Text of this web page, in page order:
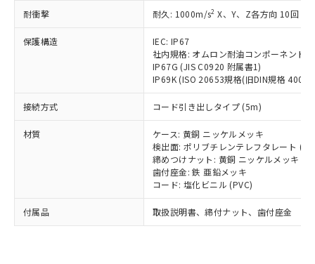
耐衝撃 耐久: 1000m/s2 X、Y、Z各方向 10回
保護構造
IEC: IP67
社内規格: オムロン耐油コンポーネント
IP67G (JIS C0920 附属書1)
IP69K (ISO 20653規格(旧DIN規格
接続方式 コード引き出しタイプ (5m)
材質
ケース: 黄銅 ニッケルメッキ
検出面: ポリブチレンテレフタレート
締めつけナット: 黄銅 ニッケルメッキ
歯付座金: 鉄 亜鉛メッキ
コード: 塩化ビニル (PVC)
付属品 取扱説明書、締付ナット、歯付座金
覧された時点での実際の在庫および標
準価格とは異なる場合があることをご
了承ください。
正式な納期状況および標準価格はお客
様のお取引先、またはお客様担当のオ
ムロン制御機器販売店・当社販売員に
ご相談ください。
オムロン制御機器販売店や当社販売拠
販売ネットワーク
」をご確認
在庫状況および標準価格結果を当社の
事前の承諾なく第三者に漏洩または開
示しないようお願いします。
マイパーツ機能（部品リスト作成サー
ビス）をご利用いただくには、I-Web
鉛(Pb) 1000ppm以下、 水銀(Hg) 1000ppm以下、 カド
ミウム(Cd) 100ppm以下、
六価クロム(Cr(Ⅵ)) 1000ppm以下、ポリ臭化ビフェニル
類(PBB) 1000ppm以下、ポリ臭化ジフェニルエーテル類
(PBDE) 1000ppm以下、フタル酸ビス(2-エチルヘキシ
ル) (DEHP)(別名：DOP) 1000ppm以下、フタル酸ブチ
ルベンジル（BBP） 1000ppm以下、フタル酸ジブチル
（DBP） 1000ppm以下、フタル酸ジイソブチル
適用除外項目は除く。
フタル酸エステル類の４物質については閾値を超える意
図的な使用がないことを確認しています。
部品在庫の切り替え状況などにより、予定
月が前後することがあります。
*中国RoHS10物質の基準値 (GB/T26572)：
Pb(鉛) :1000ppm、 Hg(水銀) : 1000ppm、 Cd(カドミウ
Cr(Ⅵ)(六価クロム) : 1000ppm、 PBBs(ポリ臭化ビフェ
ニル類) : 1000ppm、 PBDEs(ポリ臭化ジフェニルエーテ
DBP(フタル酸ジブチル) : 1000ppm、 DIBP(フタル酸ジ
イソブチル) : 1000ppm、 BBP(フタル酸ブチルベンジ
DEHP(フタル酸ビス(2-エチルヘキシル)) : 1000ppm
※2 環境保護使用期限
「ｅ」：有害物質（10物質）のすべてが基
準値以下であることを示します。
「10」：通常の使用状況下において有害物
質が外部に漏えいし、環境に深刻な影響を
及ぼさない年数を意味します。
国政府の輸出許可(または役務取引許
可)を取得するなどの必要な手続きを
当社は規制貨物を破棄する場合は、完
全に破砕するなど、違法に輸出されな
いよう必要な手段を講じます。
当社は貴社製品を、核兵器、ミサイ
ル、化学兵器、生物兵器またはその他
武器並びにこれらの製造装置等に一切
使用いたしません。
当社は、貴社製品を第三者に販売する
場合は、上記1、2および3の内容を当
該第三者に通知します。また当社は、
販売先および販売に係わる関係者が違
法に輸出するおそれがある場合は、取
一定数以上の在庫あり
一定数には満たないが在庫あり
在庫なし(最新の在庫状況につ
いては、お客様のお取引先、ま
たはお客様担当のオムロン制御
機器販売店・当社販売員にご確
認ください)
白
受注生産機種、また在庫状況の
情報を公開していない機種